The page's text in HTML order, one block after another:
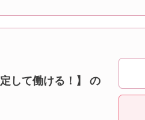
して働ける！】 の